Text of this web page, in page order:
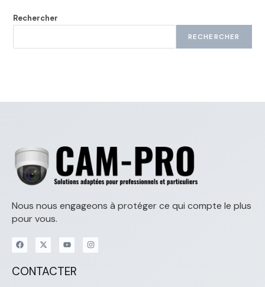
Rechercher
RECHERCHER
Nous nous engageons à protéger ce qui compte le plus
pour vous.
CONTACTER